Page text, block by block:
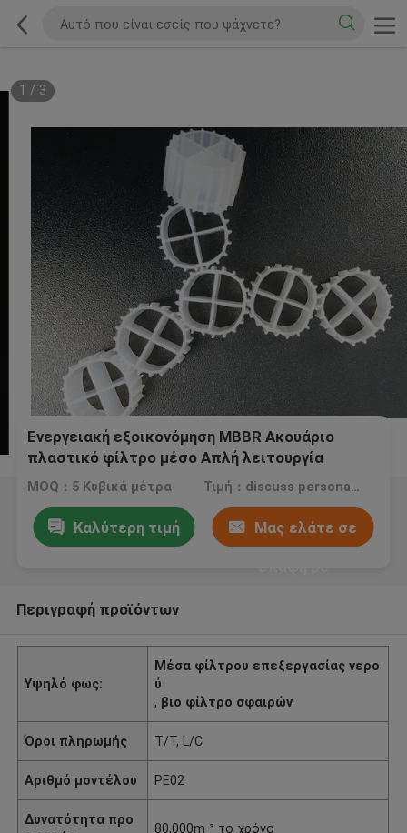
1 / 3
Ενεργειακή εξοικονόμηση MBBR Ακουάριο
πλαστικό φίλτρο μέσο Απλή λειτουργία
συντήρηση
MOQ：5 Κυβικά μέτρα Τιμή：discuss personally
Καλύτερη τιμή Μας ελάτε σε
Περιγραφή προϊόντων
Υψηλό φως:
Μέσα φίλτρου επεξεργασίας νερο
ύ
, βιο φίλτρο σφαιρών
Όροι πληρωμής T/T, L/C
Αριθμό μοντέλου PE02
Δυνατότητα προ
80,000m ³ το χρόνο